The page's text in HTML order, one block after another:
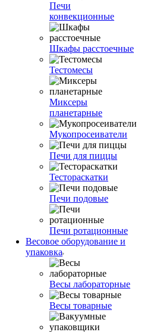
Печи
конвекционные
Шкафы расстоечные
Тестомесы
Миксеры
планетарные
Мукопросеиватели
Печи для пиццы
Тестораскатки
Печи подовые
Печи ротационные
Весовое оборудование и
упаковка
Весы лабораторные
Весы товарные